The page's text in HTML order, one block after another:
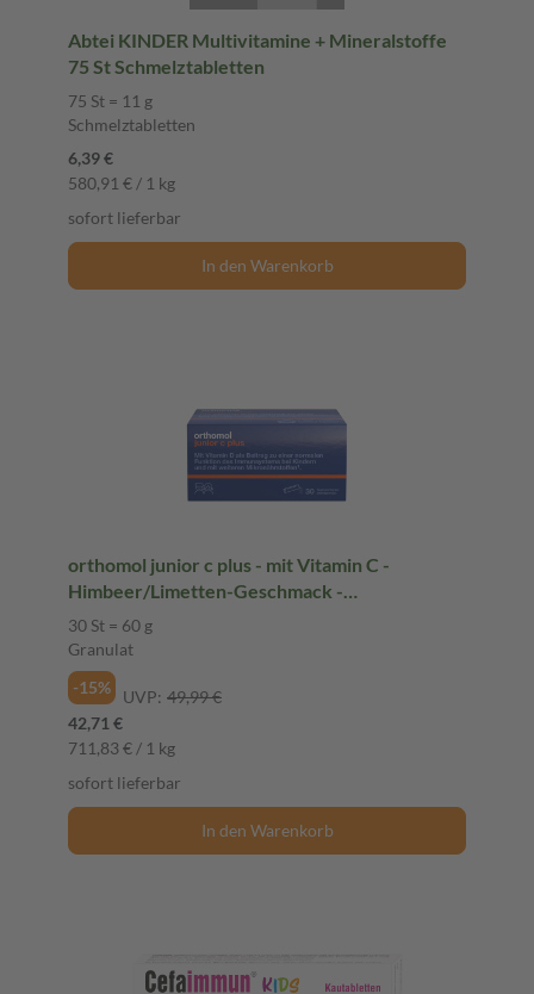
Abtei KINDER Multivitamine + Mineralstoffe
75 St Schmelztabletten
75 St = 11 g
Schmelztabletten
6,39 €
580,91 € / 1 kg
sofort lieferbar
In den Warenkorb
orthomol junior c plus - mit Vitamin C -
Himbeer/Limetten-Geschmack -
Direktgranulat
30 St = 60 g
Granulat
-15%
UVP: 49,99 €
42,71 €
711,83 € / 1 kg
sofort lieferbar
In den Warenkorb